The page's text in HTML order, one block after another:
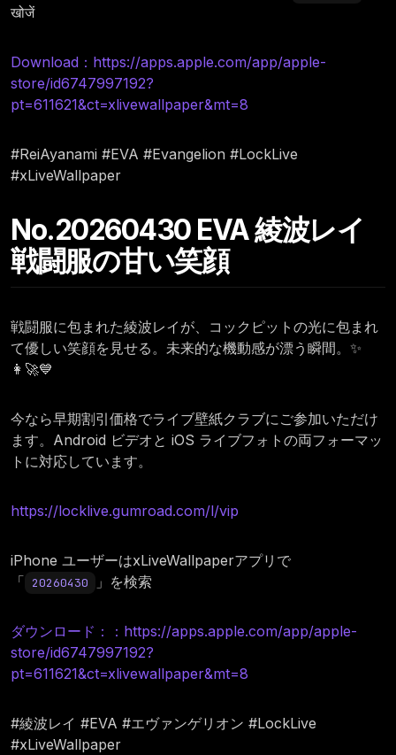
खोजें
Download：https://apps.apple.com/app/apple-
store/id6747997192?
pt=611621&ct=xlivewallpaper&mt=8
#ReiAyanami #EVA #Evangelion #LockLive
#xLiveWallpaper
No.20260430 EVA 綾波レイ
戦闘服の甘い笑顔
戦闘服に包まれた綾波レイが、コックピットの光に包まれ
て優しい笑顔を見せる。未来的な機動感が漂う瞬間。✨
👩‍🚀💙
今なら早期割引価格でライブ壁紙クラブにご参加いただけ
ます。Android ビデオと iOS ライブフォトの両フォーマッ
トに対応しています。
https://locklive.gumroad.com/l/vip
iPhone ユーザーはxLiveWallpaperアプリで
「 20260430 」を検索
ダウンロード：：https://apps.apple.com/app/apple-
store/id6747997192?
pt=611621&ct=xlivewallpaper&mt=8
#綾波レイ #EVA #エヴァンゲリオン #LockLive
#xLiveWallpaper